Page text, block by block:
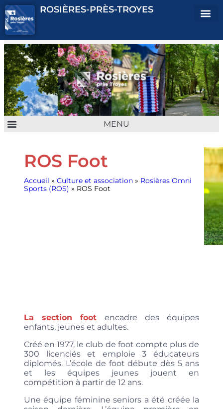
ROSIÈRES-PRÈS-TROYES
ROS Foot
Accueil » Culture et association » Rosières Omni
Sports (ROS) » ROS Foot
La section foot
encadre des équipes
enfants, jeunes et adultes.
Créé en 1977, le club de foot compte plus de
300 licenciés et emploie 3 éducateurs
diplomés. L’école de foot débute dès 5 ans
et les équipes jeunes jouent en
compétition à partir de 12 ans.
Une équipe féminine seniors a été créée la